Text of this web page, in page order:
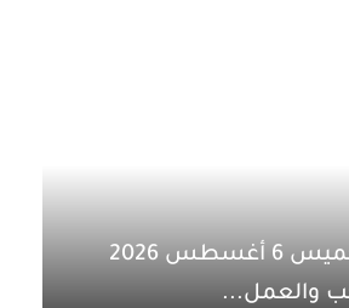
أبراج اليوم الخميس 6 أغسطس 2026
والعمل...